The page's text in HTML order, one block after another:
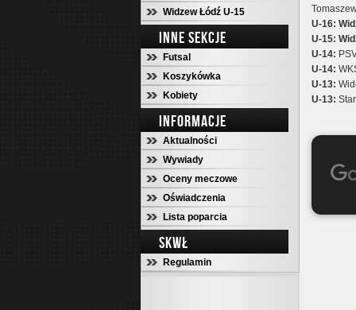
Widzew Łódź U-15
INNE SEKCJE
Futsal
Koszykówka
Kobiety
INFORMACJE
Aktualności
Wywiady
Oceny meczowe
Oświadczenia
Lista poparcia
SKWŁ
Regulamin
U-16:
U-15:
U-14:
U-14:
U-13:
U-13: